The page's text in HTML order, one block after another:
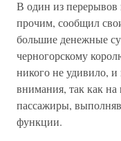
В один из перерывов
прочим, сообщил
большие денежные
черногорскому
никого не удивило, и
внимания, так как
пассажиры,
функции.